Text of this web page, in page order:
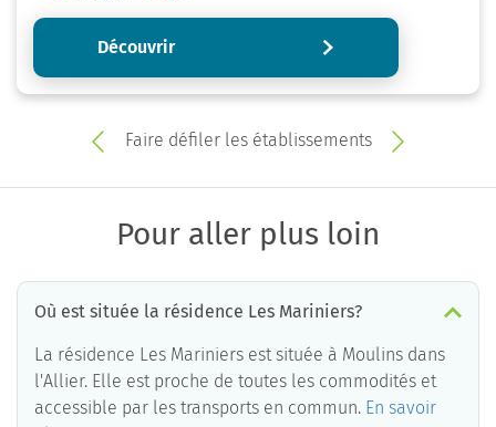
Découvrir
Faire défiler les établissements
Pour aller plus loin
Où est située la résidence Les Mariniers?
La résidence Les Mariniers est située à Moulins dans
l'Allier. Elle est proche de toutes les commodités et
accessible par les transports en commun. En savoir